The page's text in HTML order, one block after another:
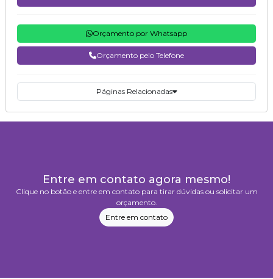
Orçamento por Whatsapp
Orçamento pelo Telefone
Páginas Relacionadas
Entre em contato agora mesmo!
Clique no botão e entre em contato para tirar dúvidas ou solicitar um
orçamento.
Entre em contato